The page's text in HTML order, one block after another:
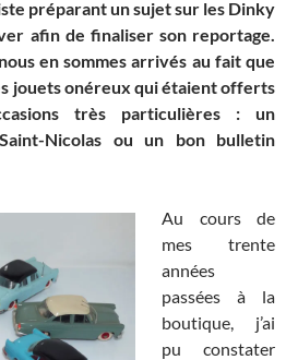
préparant un sujet sur les Dinky
afin de finaliser son reportage.
en sommes arrivés au fait que
jouets onéreux qui étaient offerts
très particulières : un
Nicolas ou un bon bulletin
Au cours de
mes trente
années
passées à la
boutique, j’ai
pu constater